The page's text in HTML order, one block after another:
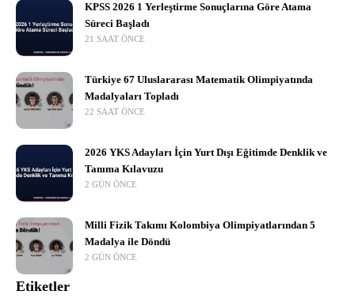
KPSS 2026 1 Yerleştirme Sonuçlarına Göre Atama
Süreci Başladı
21 SAAT ÖNCE
Türkiye 67 Uluslararası Matematik Olimpiyatında
Madalyaları Topladı
22 SAAT ÖNCE
2026 YKS Adayları İçin Yurt Dışı Eğitimde Denklik ve
Tanıma Kılavuzu
2 GÜN ÖNCE
Milli Fizik Takımı Kolombiya Olimpiyatlarından 5
Madalya ile Döndü
2 GÜN ÖNCE
Etiketler